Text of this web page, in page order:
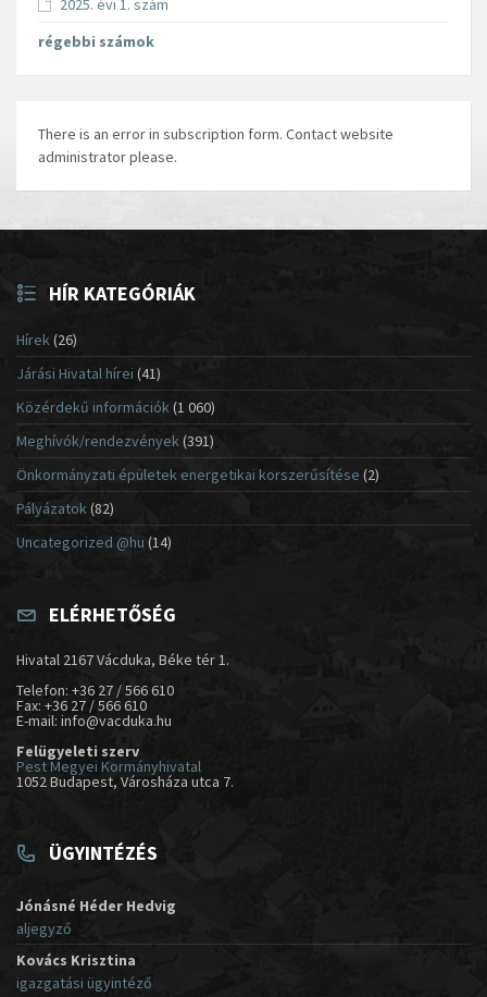
2025. évi 1. szám
régebbi számok
There is an error in subscription form. Contact website
administrator please.
HÍR KATEGÓRIÁK
Hírek(26)
Járási Hivatal hírei (41)
Közérdekű információk(1 060)
Meghívók/rendezvények (391)
Önkormányzati épületek energetikai korszerűsítése (2)
Pályázatok (82)
Uncategorized @hu (14)
ELÉRHETŐSÉG
Hivatal 2167 Vácduka, Béke tér 1.
Telefon: +36 27 / 566 610
Fax: +36 27 / 566 610
E-mail: info@vacduka.hu
Felügyeleti szerv
Pest Megyei Kormányhivatal
1052 Budapest, Városháza utca 7.
ÜGYINTÉZÉS
Jónásné Héder Hedvig
aljegyző
Kovács Krisztina
igazgatási ügyintéző